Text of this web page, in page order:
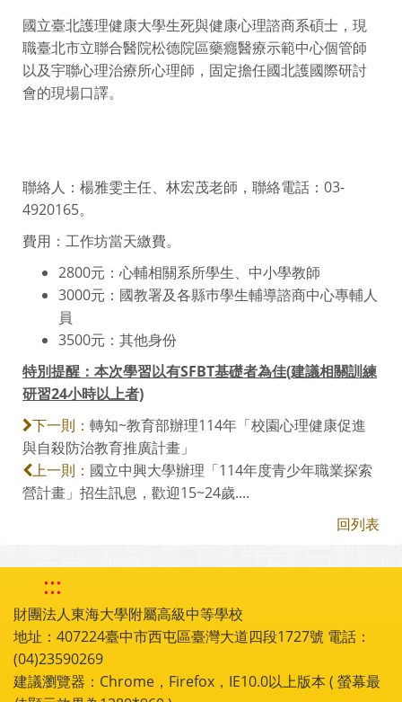
國立臺北護理健康大學生死與健康心理諮商系碩士，現
職臺北市立聯合醫院松德院區藥癮醫療示範中心個管師
以及宇聯心理治療所心理師，固定擔任國北護國際研討
會的現場口譯。
聯絡人：楊雅雯主任、林宏茂老師，聯絡電話：03-
4920165。
費用：工作坊當天繳費。
2800元：心輔相關系所學生、中小學教師
3000元：國教署及各縣巿學生輔導諮商中心專輔人
員
3500元：其他身份
特別提醒：本次學習以有SFBT基礎者為佳(建議相關訓練
研習24小時以上者)
下一則： 轉知~教育部辦理114年「校園心理健康促進
與自殺防治教育推廣計畫」
上一則： 國立中興大學辦理「114年度青少年職業探索
營計畫」招生訊息，歡迎15~24歲....
回列表
:::
財團法人東海大學附屬高級中等學校
地址：407224臺中市西屯區臺灣大道四段1727號 電話：
(04)23590269
建議瀏覽器：Chrome，Firefox，IE10.0以上版本 ( 螢幕最